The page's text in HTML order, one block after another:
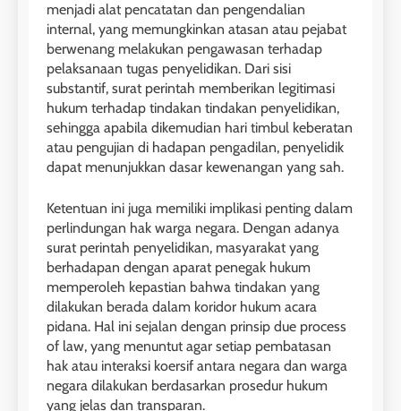
menjadi alat pencatatan dan pengendalian
internal, yang memungkinkan atasan atau pejabat
berwenang melakukan pengawasan terhadap
pelaksanaan tugas penyelidikan. Dari sisi
substantif, surat perintah memberikan legitimasi
hukum terhadap tindakan tindakan penyelidikan,
sehingga apabila dikemudian hari timbul keberatan
atau pengujian di hadapan pengadilan, penyelidik
dapat menunjukkan dasar kewenangan yang sah.
Ketentuan ini juga memiliki implikasi penting dalam
perlindungan hak warga negara. Dengan adanya
surat perintah penyelidikan, masyarakat yang
berhadapan dengan aparat penegak hukum
memperoleh kepastian bahwa tindakan yang
dilakukan berada dalam koridor hukum acara
pidana. Hal ini sejalan dengan prinsip due process
of law, yang menuntut agar setiap pembatasan
hak atau interaksi koersif antara negara dan warga
negara dilakukan berdasarkan prosedur hukum
yang jelas dan transparan.